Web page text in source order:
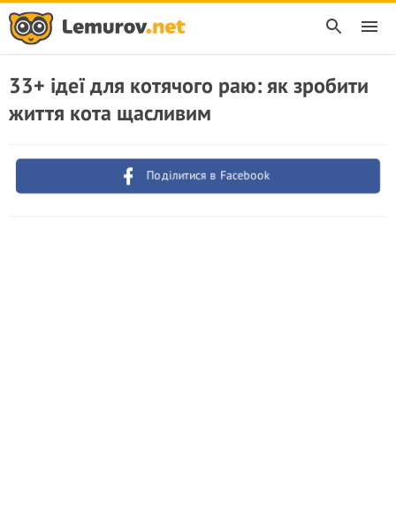
33+ ідеї для котячого раю: як зробити
життя кота щасливим
Поділитися в Facebook